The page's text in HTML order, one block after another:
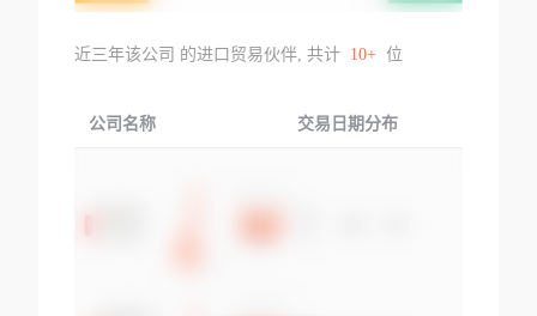
近三年该公司 的进口贸易伙伴, 共计 10+ 位
公司名称 交易日期分布